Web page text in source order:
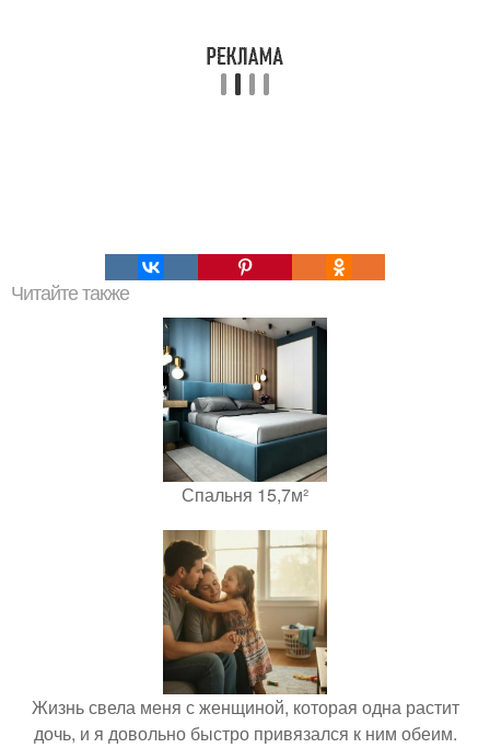
Читайте также
Спальня 15,7м²
Жизнь свела меня с женщиной, которая одна растит
дочь, и я довольно быстро привязался к ним обеим.